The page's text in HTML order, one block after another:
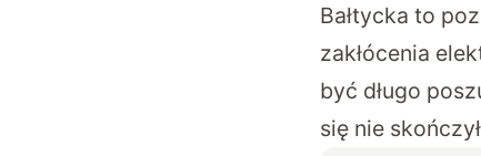
Bałtycka to
zakłócenia
być długo
się nie